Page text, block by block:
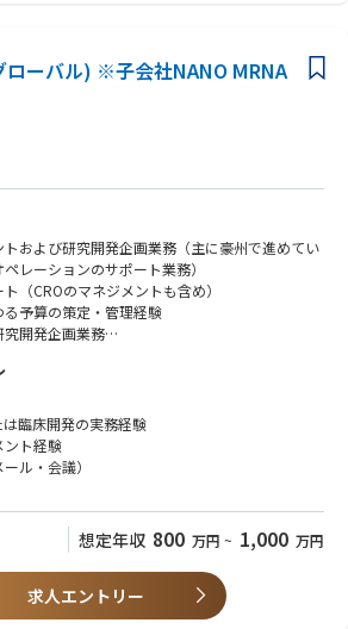
stakeholders
data for clinical /epidemiological research
methodologies to analyze medical data/
health or equivalent (individuals holding Data
science/biostatistics degree are acc
had the sufficient experience specialized in clini
research)
Pharmaceutical science/biostatistics
design & analytical methods to observational
interventional studies to combine busines
of the scientific data, the translation to the appr
medical evidence gap, spotting opportu
ローバル) ※子会社NANO MRNA
および研究開発企画業務（主に豪州で進めてい
レーションのサポート業務）
（CROのマネジメントも含め）
る予算の策定・管理経験
究開発企画業務
は臨床開発の実務経験
ント経験
ル・会議）
整経験
強みを有すること
経験
想定年収 800 万円 ~ 1,000 万円
求人エントリー